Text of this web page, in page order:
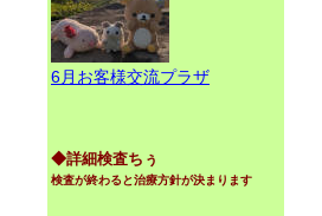
6月お客様交流プラザ
◆詳細検査ちぅ
検査が終わると治療方針が決まります